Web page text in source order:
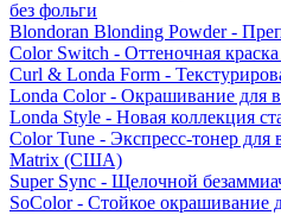
без фольги
Blondoran Blonding Powder -
Color Switch - Оттеночная
Curl & Londa Form -
Londa Color - Окрашивание для
Londa Style - Новая коллекция
Color Tune - Экспресс-тонер для
Matrix (США)
Super Sync - Щелочной
SoColor - Стойкое окрашивание